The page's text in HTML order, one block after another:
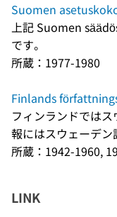
Suomen
上記 Suomen
です。
所蔵：1977-1980
Finlands
フィンランドでは
報にはスウェーデン
所蔵：1942-1960,
LINK